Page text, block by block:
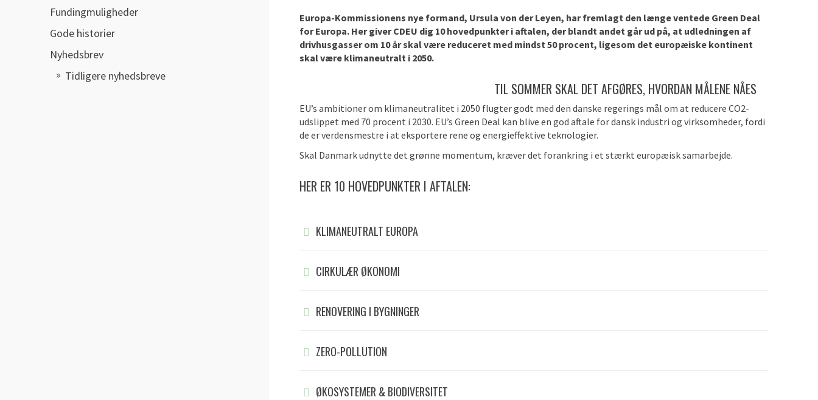
Fundingmuligheder
Gode historier
Nyhedsbrev
Tidligere nyhedsbreve
Europa-Kommissionens nye formand, Ursula von der Leyen, har fremlagt den længe ventede Green Deal
for Europa. Her giver CDEU dig 10 hovedpunkter i aftalen, der blandt andet går ud på, at udledningen af
drivhusgasser om 10 år skal være reduceret med mindst 50 procent, ligesom det europæiske kontinent
skal være klimaneutralt i 2050.
TIL SOMMER SKAL DET AFGØRES, HVORDAN MÅLENE NÅES
EU’s ambitioner om klimaneutralitet i 2050 flugter godt med den danske regerings mål om at reducere CO2-
udslippet med 70 procent i 2030. EU’s Green Deal kan blive en god aftale for dansk industri og virksomheder, fordi
de er verdensmestre i at eksportere rene og energieffektive teknologier.
Skal Danmark udnytte det grønne momentum, kræver det forankring i et stærkt europæisk samarbejde.
HER ER 10 HOVEDPUNKTER I AFTALEN:
KLIMANEUTRALT EUROPA
CIRKULÆR ØKONOMI
RENOVERING I BYGNINGER
ZERO-POLLUTION
ØKOSYSTEMER & BIODIVERSITET